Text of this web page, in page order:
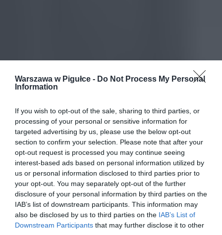
Warszawa w Pigułce - Do Not Process My Personal
Information
If you wish to opt-out of the sale, sharing to third parties, or
processing of your personal or sensitive information for
targeted advertising by us, please use the below opt-out
section to confirm your selection. Please note that after your
opt-out request is processed you may continue seeing
interest-based ads based on personal information utilized by
us or personal information disclosed to third parties prior to
your opt-out. You may separately opt-out of the further
disclosure of your personal information by third parties on the
IAB’s list of downstream participants. This information may
also be disclosed by us to third parties on the IAB’s List of
Downstream Participants that may further disclose it to other